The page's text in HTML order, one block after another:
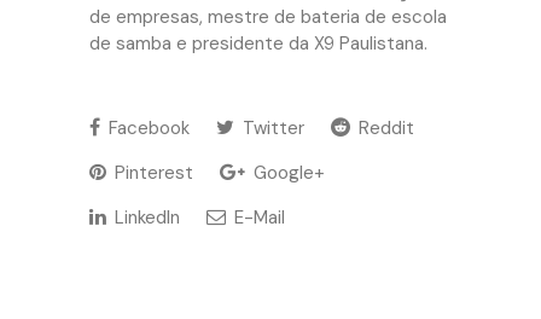
de empresas, mestre de bateria de escola
de samba e presidente da X9 Paulistana.
Facebook Twitter
Reddit
Pinterest
Google+
LinkedIn
E-Mail